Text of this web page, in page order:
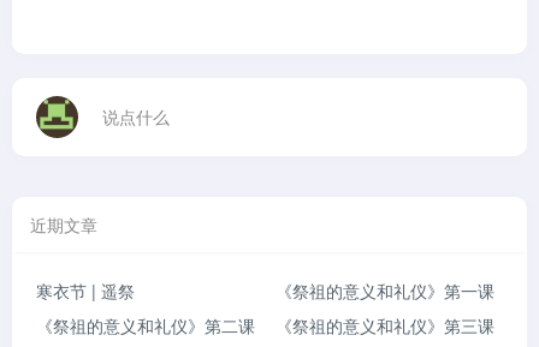
说点什么
近期文章
寒衣节 | 遥祭
《祭祖的意义和礼仪》第一课
《祭祖的意义和礼仪》第二课
《祭祖的意义和礼仪》第三课